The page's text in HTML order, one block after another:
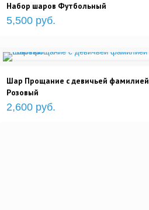
Набор шаров Футбольный
5,500 руб.
Шар Прощание с девичьей фамилией
Розовый
2,600 руб.